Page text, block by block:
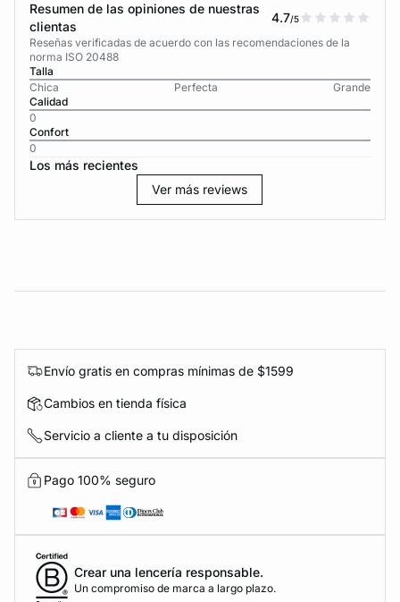
Resumen de las opiniones de nuestras
clientas
4.7/5
Reseñas verificadas de acuerdo con las recomendaciones de la
norma ISO 20488
Talla
Chica
Perfecta
Grande
Calidad
0
Confort
0
Los más recientes
Ver más reviews
Envío gratis en compras mínimas de $1599
Cambios en tienda física
Servicio a cliente a tu disposición
Pago 100% seguro
Crear una lencería responsable.
Un compromiso de marca a largo plazo.